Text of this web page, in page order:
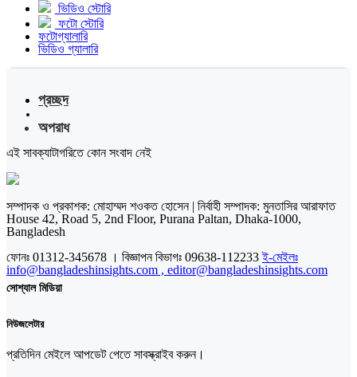
ভিডিও স্টোরি
ফটো স্টোরি
ফটোগ্যালারি
ভিডিও গ্যালারি
প্রচ্ছদ
অপরাধ
এই সাবক্যাটাগরিতে কোন সংবাদ নেই
সম্পাদক ও প্রকাশক: মোহাম্মদ শওকত হোসেন | নির্বাহী সম্পাদক: মুনতাসির আরাফাত
House 42, Road 5, 2nd Floor, Purana Paltan, Dhaka-1000,
Bangladesh
ফোনঃ 01312-345678 । বিজ্ঞাপন বিভাগঃ 09638-112233ই-মেইলঃ
info@bangladeshinsights.com , editor@bangladeshinsights.com
সোশ্যাল মিডিয়া
নিউজলেটার
প্রতিদিন মেইলে আপডেট পেতে সাবস্ক্রাইব করুন।